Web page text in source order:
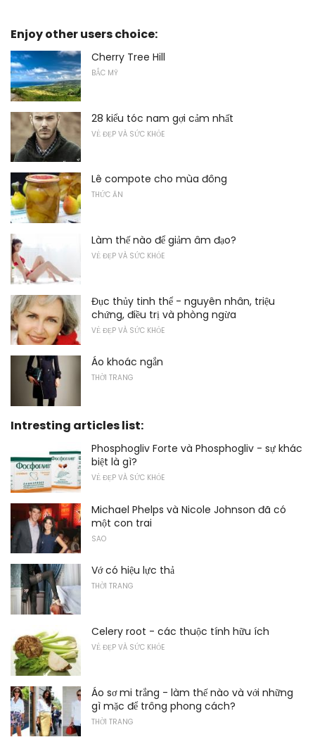
Enjoy other users choice:
Cherry Tree Hill
BẮC MỸ
28 kiểu tóc nam gợi cảm nhất
VẺ ĐẸP VÀ SỨC KHỎE
Lê compote cho mùa đông
THỨC ĂN
Làm thế nào để giảm âm đạo?
VẺ ĐẸP VÀ SỨC KHỎE
Đục thủy tinh thể - nguyên nhân, triệu
chứng, điều trị và phòng ngừa
VẺ ĐẸP VÀ SỨC KHỎE
Áo khoác ngắn
THỜI TRANG
Intresting articles list:
Phosphogliv Forte và Phosphogliv - sự khác
biệt là gì?
VẺ ĐẸP VÀ SỨC KHỎE
Michael Phelps và Nicole Johnson đã có
một con trai
SAO
Vớ có hiệu lực thả
THỜI TRANG
Celery root - các thuộc tính hữu ích
VẺ ĐẸP VÀ SỨC KHỎE
Áo sơ mi trắng - làm thế nào và với những
gì mặc để trông phong cách?
THỜI TRANG